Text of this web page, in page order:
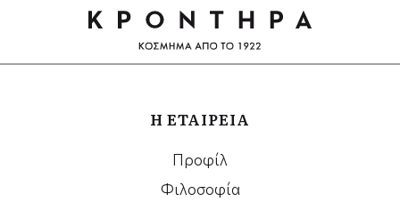
Η ΕΤΑΙΡΕΙΑ
Προφίλ
Φιλοσοφία